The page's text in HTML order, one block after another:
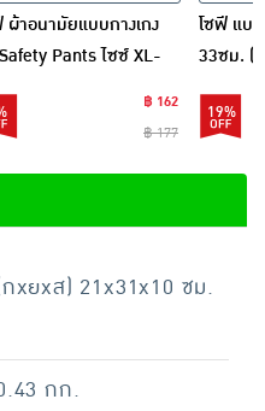
ผ้าอนามัยแบบกางเกง
Pants ไซซ์ XL-
(ห่อละ 2 ชิ้น)
฿ 162
฿ 177
โซฟี แบ
33ซม. (
19%
xยxส) 21x31x10 ซม.
กก.